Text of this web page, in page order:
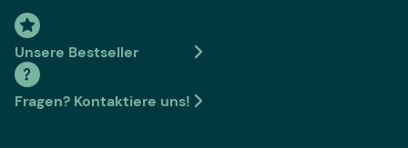
Unsere Bestseller
Fragen? Kontaktiere uns!